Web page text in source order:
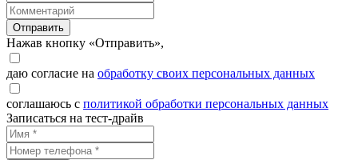
Отправить
Нажав кнопку «Отправить»,
даю согласие на обработку своих персональных данных
соглашаюсь с политикой обработки персональных данных
Записаться на тест-драйв